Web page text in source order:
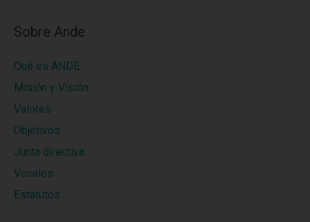
Sobre Ande
Qué es ANDE
Misión y Visión
Valores
Objetivos
Junta directiva
Vocales
Estatutos